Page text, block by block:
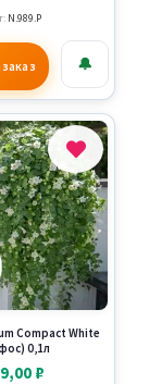
N.989.P
🔔
Compact White
0,1л
₽